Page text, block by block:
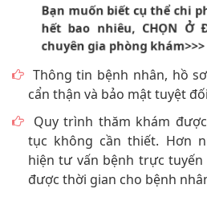
Bạn muốn biết cụ thể chi
hết bao nhiêu, CHỌN
chuyên gia phòng khám>>>
Thông tin bệnh nhân, hồ
cẩn thận và bảo mật tuyệt
Quy trình thăm khám
tục không cần thiết. Hơn
hiện tư vấn bệnh trực
được thời gian cho bệnh